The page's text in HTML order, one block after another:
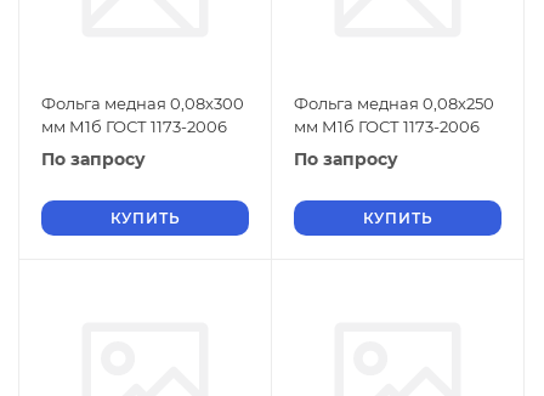
Фольга медная 0,08х300
мм М1б ГОСТ 1173-2006
По запросу
КУПИТЬ
Фольга медная 0,08х250
мм М1б ГОСТ 1173-2006
По запросу
КУПИТЬ